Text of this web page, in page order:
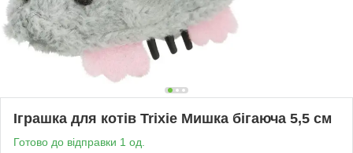
Іграшка для котів Trixie Мишка бігаюча 5,5 см
Готово до відправки 1 од.